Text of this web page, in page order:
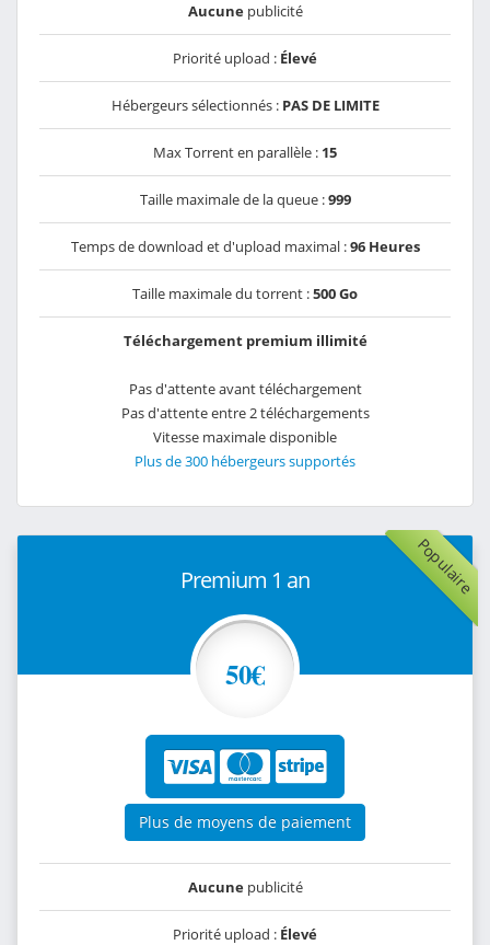
Aucunepublicité
Priorité upload : Élevé
Hébergeurs sélectionnés : PAS DE LIMITE
Max Torrent en parallèle : 15
Taille maximale de la queue :999
Temps de download et d'upload maximal :96 Heures
Taille maximale du torrent :500 Go
Téléchargement premium illimité
Pas d'attente avant téléchargement
Pas d'attente entre 2 téléchargements
Vitesse maximale disponible
Plus de 300 hébergeurs supportés
Populaire
Premium 1 an
50€
Plus de moyens de paiement
Aucunepublicité
Priorité upload : Élevé